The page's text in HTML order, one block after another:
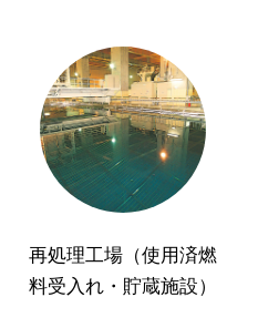
再処理工場（使用済燃
料受入れ・貯蔵施設）